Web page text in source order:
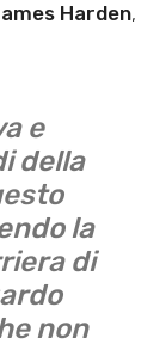
Harden,
e
della
la
di
non